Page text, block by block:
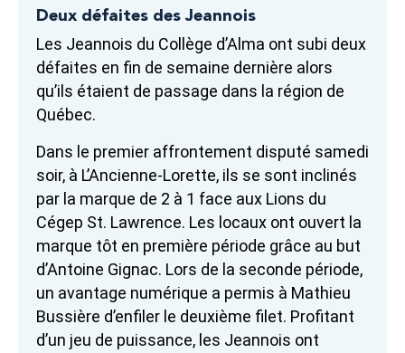
Deux défaites des Jeannois
Les Jeannois du Collège d’Alma ont subi deux
défaites en fin de semaine dernière alors
qu’ils étaient de passage dans la région de
Québec.
Dans le premier affrontement disputé samedi
soir, à L’Ancienne-Lorette, ils se sont inclinés
par la marque de 2 à 1 face aux Lions du
Cégep St. Lawrence. Les locaux ont ouvert la
marque tôt en première période grâce au but
d’Antoine Gignac. Lors de la seconde période,
un avantage numérique a permis à Mathieu
Bussière d’enfiler le deuxième filet. Profitant
d’un jeu de puissance, les Jeannois ont